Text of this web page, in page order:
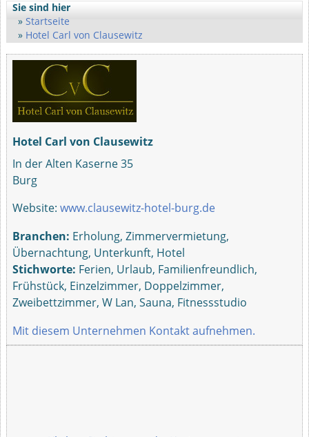
Sie sind hier
Startseite
Hotel Carl von Clausewitz
Hotel Carl von Clausewitz
In der Alten Kaserne 35
Burg
Website: www.clausewitz-hotel-burg.de
Branchen: Erholung, Zimmervermietung,
Übernachtung, Unterkunft, Hotel
Stichworte: Ferien, Urlaub, Familienfreundlich,
Frühstück, Einzelzimmer, Doppelzimmer,
Zweibettzimmer, W Lan, Sauna, Fitnessstudio
Mit diesem Unternehmen Kontakt aufnehmen.